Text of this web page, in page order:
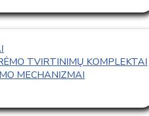
TVIRTINIMŲ KOMPLEKTAI
MECHANIZMAI